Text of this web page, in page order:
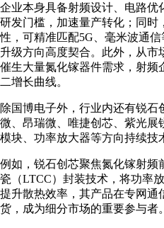
企业本身具备射频设计、电路优
研发门槛，加速量产转化；同时
性，可精准匹配5G、毫米波通
升级方向高度契合。此外，从市
催生大量氮化镓器件需求，射频
二增长曲线。
除国博电子外，行业内还有锐
微、昂瑞微、唯捷创芯、紫光展
模块、功率放大器等方向持续技
例如，锐石创芯聚焦氮化镓射频
瓷（LTCC）封装技术，将功率
提升散热效率，其产品在专网通
货，成为细分市场的重要参与者。